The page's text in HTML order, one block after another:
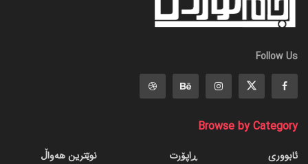
Follow Us
Browse by Category
ئابووری
ڕاپۆرت
نوێترین هەواڵ